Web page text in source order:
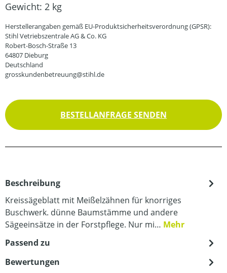
Gewicht: 2 kg
Herstellerangaben gemäß EU-Produktsicherheitsverordnung (GPSR):
Stihl Vetriebszentrale AG & Co. KG
Robert-Bosch-Straße 13
64807 Dieburg
Deutschland
grosskundenbetreuung@stihl.de
BESTELLANFRAGE SENDEN
Beschreibung
Kreissägeblatt mit Meißelzähnen für knorriges
Buschwerk. dünne Baumstämme und andere
Sägeeinsätze in der Forstpflege. Nur mi… Mehr
Passend zu
Bewertungen